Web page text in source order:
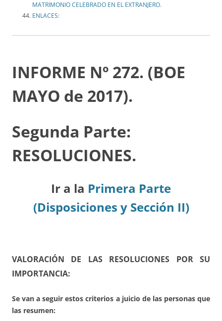
MATRIMONIO CELEBRADO EN EL EXTRANJERO.
ENLACES:
INFORME Nº 272. (BOE
MAYO de 2017).
Segunda Parte:
RESOLUCIONES.
Ir a la Primera Parte
(Disposiciones y Sección II)
VALORACIÓN DE LAS RESOLUCIONES POR SU
IMPORTANCIA:
Se van a seguir estos criterios a juicio de las personas que
las resumen: